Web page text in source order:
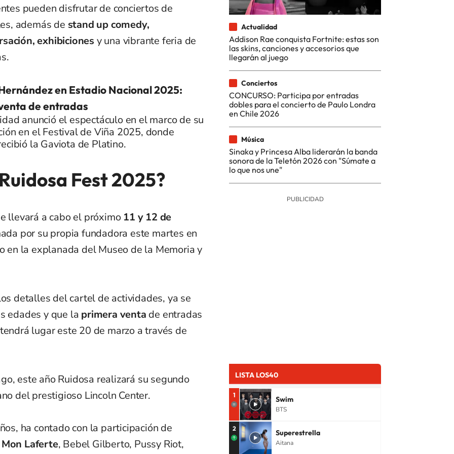
pueden disfrutar de conciertos de
además de stand up comedy,
exhibiciones y una vibrante feria de
en Estadio Nacional 2025:
de entradas
anunció el espectáculo en el marco de su
en el Festival de Viña 2025, donde
la Gaviota de Platino.
Fest 2025?
llevará a cabo el próximo 11 y 12 de
por su propia fundadora este martes en
en la explanada del Museo de la Memoria y
detalles del cartel de actividades, ya se
edades y que la primera venta de entradas
lugar este 20 de marzo a través de
este año Ruidosa realizará su segundo
del prestigioso Lincoln Center.
ha contado con la participación de
Mon Laferte, Bebel Gilberto, Pussy Riot,
Actualidad
Addison Rae conquista Fortnite: estas son
las skins, canciones y accesorios que
llegarán al juego
Conciertos
CONCURSO: Participa por entradas
dobles para el concierto de Paulo Londra
en Chile 2026
Música
Sinaka y Princesa Alba liderarán la banda
sonora de la Teletón 2026 con "Súmate a
lo que nos une"
LISTA LOS40
1 Swim
BTS
2 Superestrella
Aitana